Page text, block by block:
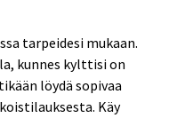
tarpeidesi mukaan.
kunnes kylttisi on
löydä sopivaa
Käy